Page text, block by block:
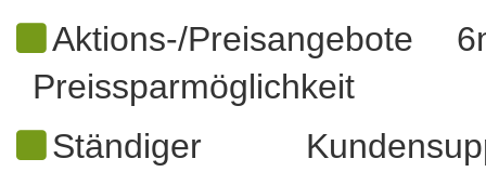
Aktions-/
Preissparmöglichkeit
Ständiger